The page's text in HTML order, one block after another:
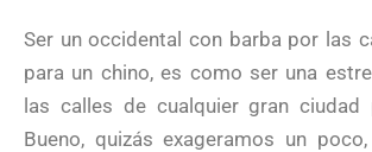
Ser un occidental con barba por las
para un chino, es como ser una
las calles de cualquier gran ciudad
Bueno, quizás exageramos un